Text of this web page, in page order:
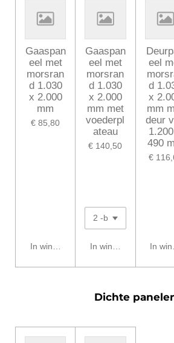
Gaaspan
eel met
morsran
d 1.030
x 2.000
mm
€ 85,80
In winkelwagen
Gaaspan
eel met
morsran
d 1.030
x 2.000
mm met
voederpl
ateau
€ 140,50
In winkelwagen
eel
d
x
mm
deur
490
€
In
Dichte